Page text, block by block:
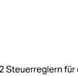
Steuerreglern für